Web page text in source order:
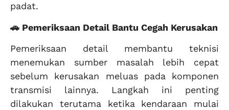
padat.
🚗 Pemeriksaan Detail Bantu Cegah Kerusakan
Pemeriksaan detail membantu teknisi
menemukan sumber masalah lebih cepat
sebelum kerusakan meluas pada komponen
transmisi lainnya. Langkah ini penting
dilakukan terutama ketika kendaraan mulai